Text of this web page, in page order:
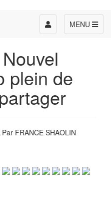
MENU
Toggle
navigation
plein de
Par FRANCE SHAOLIN